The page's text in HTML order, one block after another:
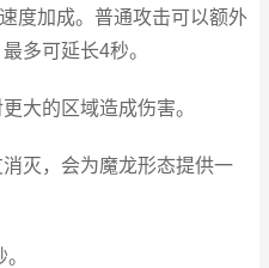
度加成。普通攻击可以额外
多可延长4秒。
大的区域造成伤害。
灭，会为魔龙形态提供一